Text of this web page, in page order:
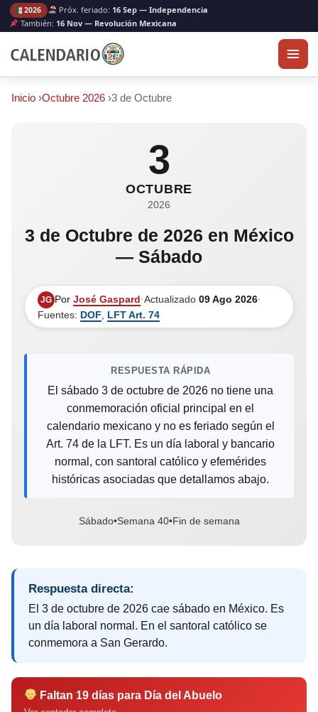
2026 Próx. feriado: 16 Sep — Independencia
También: 16 Nov — Revolución Mexicana
Inicio ›Octubre 2026 ›3 de Octubre
3
OCTUBRE
2026
3 de Octubre de 2026 en México
— Sábado
JG Por José Gaspard·Actualizado 09 Ago 2026·
Fuentes: DOF LFT Art. 74
RESPUESTA RÁPIDA
El sábado 3 de octubre de 2026 no tiene una
conmemoración oficial principal en el
calendario mexicano y no es feriado según el
Art. 74 de la LFT. Es un día laboral y bancario
normal, con santoral católico y efemérides
históricas asociadas que detallamos abajo.
Sábado•Semana 40•Fin de semana
Respuesta directa:
El 3 de octubre de 2026 cae sábado en México. Es
un día laboral normal. En el santoral católico se
conmemora a San Gerardo.
Faltan 19 días para Día del Abuelo